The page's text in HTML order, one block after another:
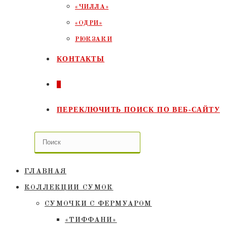
«ЧИЛЛА»
«ОДРИ»
РЮКЗАКИ
КОНТАКТЫ
ПЕРЕКЛЮЧИТЬ ПОИСК ПО ВЕБ-САЙТУ
ГЛАВНАЯ
КОЛЛЕКЦИИ СУМОК
СУМОЧКИ C ФЕРМУАРОМ
«ТИФФАНИ»